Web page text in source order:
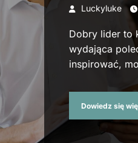
Luckyluke
Dobry lider to
wydająca
inspirować,
Dowiedz się